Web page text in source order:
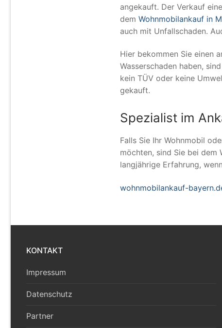
angekauft. Der Verkauf
dem Wohnmobilankauf in
auch mit Unfallschaden.
Hier bekommen Sie einen
Wasserschaden haben,
kein TÜV oder keine
gekauft.
Spezialist im
Falls Sie Ihr Wohnmobil
möchten, sind Sie bei dem
langjährige Erfahrung,
wohnmobilankauf-
KONTAKT
Impressum
Datenschutz
Partner